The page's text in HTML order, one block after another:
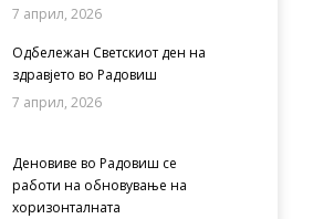
7 април, 2026
Одбележан Светскиот ден на
здравјето во Радовиш
7 април, 2026
Деновиве во Радовиш се
работи на обновување на
хоризонталната